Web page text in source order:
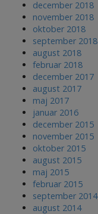
december 2018
november 2018
oktober 2018
september 2018
august 2018
februar 2018
december 2017
august 2017
maj 2017
januar 2016
december 2015
november 2015
oktober 2015
august 2015
maj 2015
februar 2015
september 2014
august 2014